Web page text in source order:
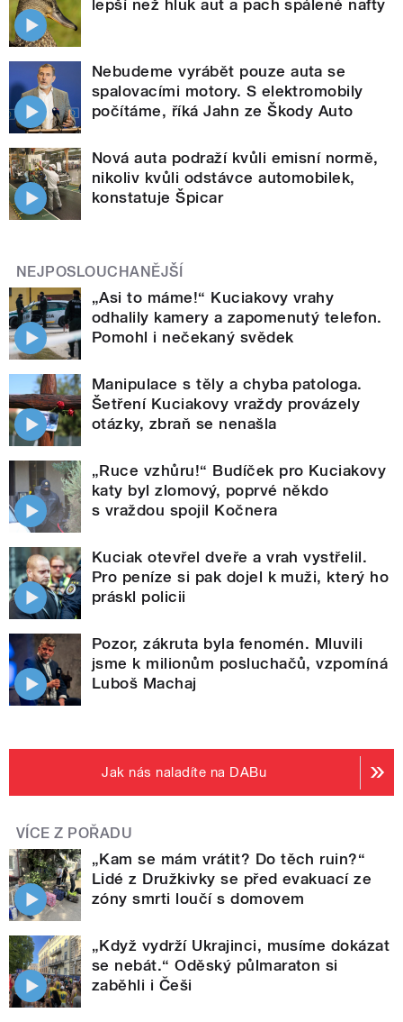
lepší než hluk aut a pach spálené nafty
Nebudeme vyrábět pouze auta se
spalovacími motory. S elektromobily
počítáme, říká Jahn ze Škody Auto
Nová auta podraží kvůli emisní normě,
nikoliv kvůli odstávce automobilek,
konstatuje Špicar
NEJPOSLOUCHANĚJŠÍ
„Asi to máme!“ Kuciakovy vrahy
odhalily kamery a zapomenutý telefon.
Pomohl i nečekaný svědek
Manipulace s těly a chyba patologa.
Šetření Kuciakovy vraždy provázely
otázky, zbraň se nenašla
„Ruce vzhůru!“ Budíček pro Kuciakovy
katy byl zlomový, poprvé někdo
s vraždou spojil Kočnera
Kuciak otevřel dveře a vrah vystřelil.
Pro peníze si pak dojel k muži, který ho
práskl policii
Pozor, zákruta byla fenomén. Mluvili
jsme k milionům posluchačů, vzpomíná
Luboš Machaj
Jak nás naladíte na DABu
VÍCE Z POŘADU
„Kam se mám vrátit? Do těch ruin?“
Lidé z Družkivky se před evakuací ze
zóny smrti loučí s domovem
„Když vydrží Ukrajinci, musíme dokázat
se nebát.“ Oděský půlmaraton si
zaběhli i Češi